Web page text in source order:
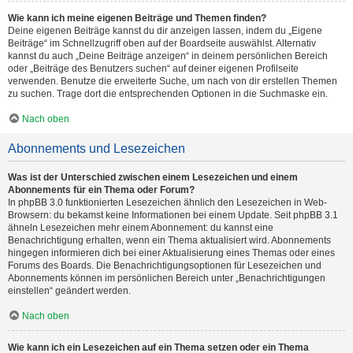
Wie kann ich meine eigenen Beiträge und Themen finden?
Deine eigenen Beiträge kannst du dir anzeigen lassen, indem du „Eigene
Beiträge“ im Schnellzugriff oben auf der Boardseite auswählst. Alternativ
kannst du auch „Deine Beiträge anzeigen“ in deinem persönlichen Bereich
oder „Beiträge des Benutzers suchen“ auf deiner eigenen Profilseite
verwenden. Benutze die erweiterte Suche, um nach von dir erstellen Themen
zu suchen. Trage dort die entsprechenden Optionen in die Suchmaske ein.
Nach oben
Abonnements und Lesezeichen
Was ist der Unterschied zwischen einem Lesezeichen und einem
Abonnements für ein Thema oder Forum?
In phpBB 3.0 funktionierten Lesezeichen ähnlich den Lesezeichen in Web-
Browsern: du bekamst keine Informationen bei einem Update. Seit phpBB 3.1
ähneln Lesezeichen mehr einem Abonnement: du kannst eine
Benachrichtigung erhalten, wenn ein Thema aktualisiert wird. Abonnements
hingegen informieren dich bei einer Aktualisierung eines Themas oder eines
Forums des Boards. Die Benachrichtigungsoptionen für Lesezeichen und
Abonnements können im persönlichen Bereich unter „Benachrichtigungen
einstellen“ geändert werden.
Nach oben
Wie kann ich ein Lesezeichen auf ein Thema setzen oder ein Thema